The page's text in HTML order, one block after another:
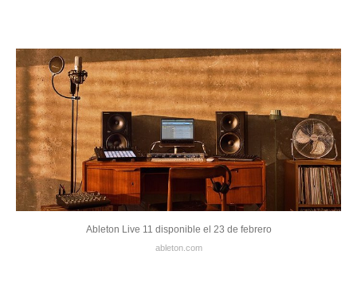
Ableton Live 11 disponible el 23 de febrero
ableton.com